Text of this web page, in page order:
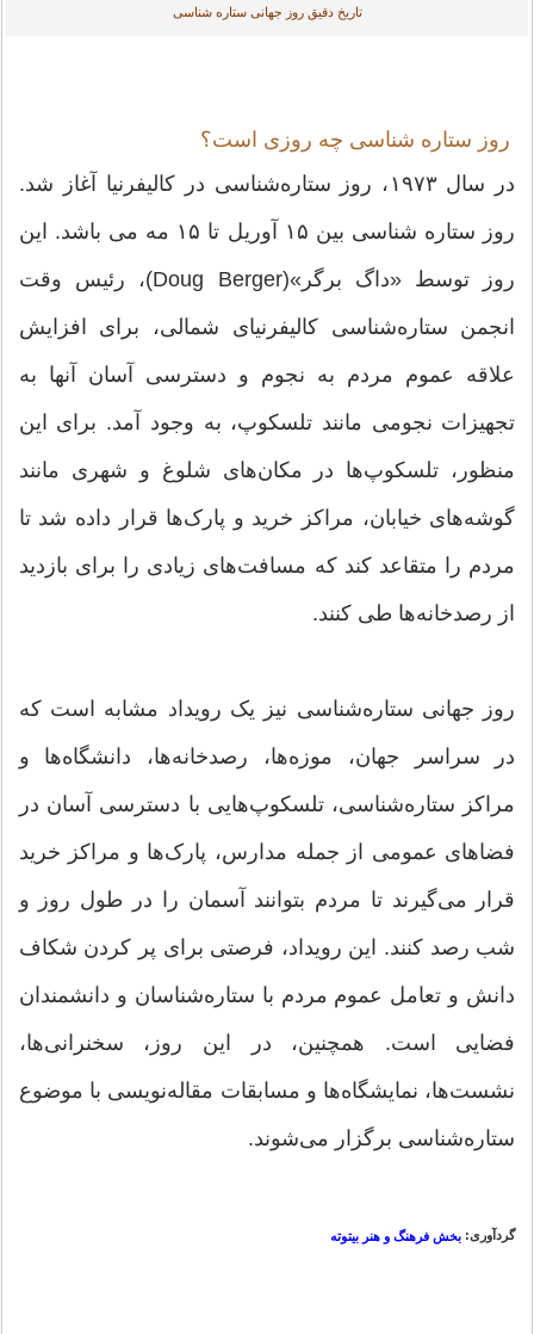
تاریخ دقیق روز جهانی ستاره شناسی
روز ستاره شناسی چه روزی است؟
در سال ۱۹۷۳، روز ستاره‌شناسی در کالیفرنیا آغاز شد.
روز ستاره شناسی بین ۱۵ آوریل تا ۱۵ مه می باشد. این
روز توسط «داگ برگر»(Doug Berger)، رئیس وقت
انجمن ستاره‌شناسی کالیفرنیای شمالی، برای افزایش
علاقه عموم مردم به نجوم و دسترسی آسان آنها به
تجهیزات نجومی مانند تلسکوپ، به وجود آمد. برای این
منظور، تلسکوپ‌ها در مکان‌های شلوغ و شهری مانند
گوشه‌های خیابان، مراکز خرید و پارک‌ها قرار داده شد تا
مردم را متقاعد کند که مسافت‌های زیادی را برای بازدید
از رصدخانه‌ها طی کنند.
روز جهانی ستاره‌شناسی نیز یک رویداد مشابه است که
در سراسر جهان، موزه‌ها، رصدخانه‌ها، دانشگاه‌ها و
مراکز ستاره‌شناسی، تلسکوپ‌هایی با دسترسی آسان در
فضاهای عمومی از جمله مدارس، پارک‌ها و مراکز خرید
قرار می‌گیرند تا مردم بتوانند آسمان را در طول روز و
شب رصد کنند. این رویداد، فرصتی برای پر کردن شکاف
دانش و تعامل عموم مردم با ستاره‌شناسان و دانشمندان
فضایی است. همچنین، در این روز، سخنرانی‌ها،
نشست‌ها، نمایشگاه‌ها و مسابقات مقاله‌نویسی با موضوع
ستاره‌شناسی برگزار می‌شوند.
گردآوری: بخش فرهنگ و هنر بیتوته